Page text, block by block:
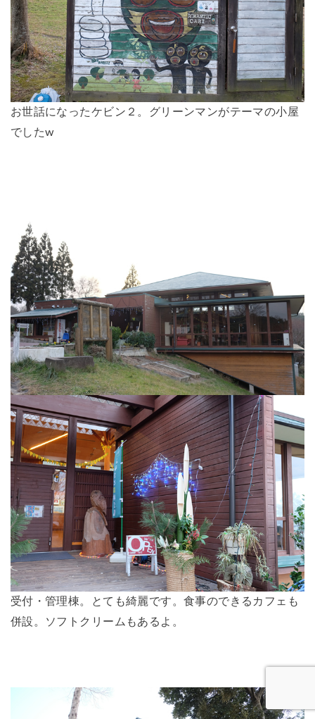
お世話になったケビン２。グリーンマンがテーマの小屋
でしたw
受付・管理棟。とても綺麗です。食事のできるカフェも
併設。ソフトクリームもあるよ。